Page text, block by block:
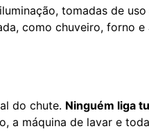
tomadas de
como chuveiro, forno
do chute. Ninguém liga
a máquina de lavar e